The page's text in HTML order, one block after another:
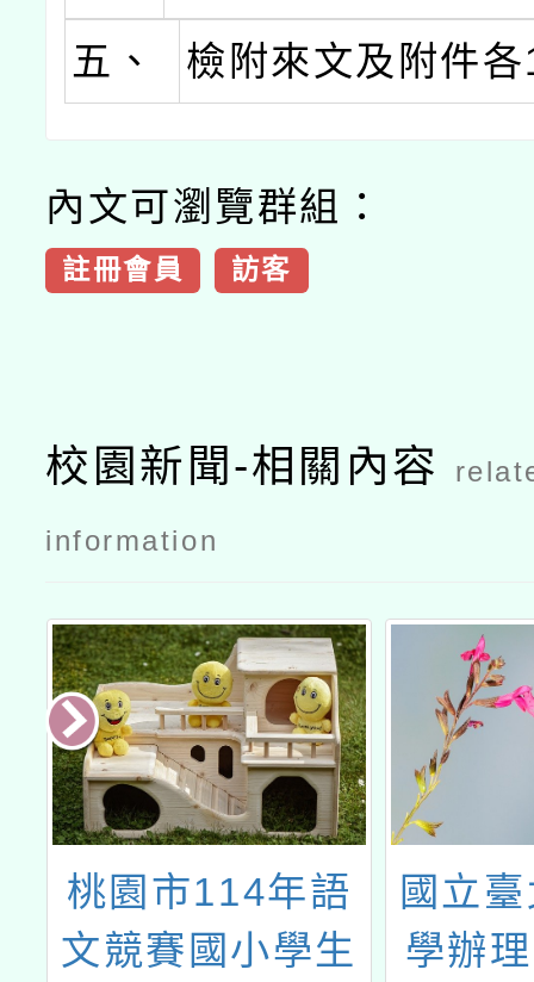
五、
檢附來文及附件
內文可瀏覽群組：
註冊會員 訪客
校園新聞-相關內容
information
桃園市114年語
文競賽國小學生
國立
學辦